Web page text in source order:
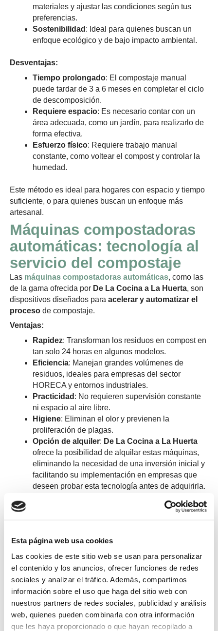
Esta página web usa cookies
Las cookies de este sitio web se usan para personalizar
el contenido y los anuncios, ofrecer funciones de redes
sociales y analizar el tráfico. Además, compartimos
información sobre el uso que haga del sitio web con
nuestros partners de redes sociales, publicidad y análisis
web, quienes pueden combinarla con otra información
que les haya proporcionado o que hayan recopilado a
materiales y ajustar las condiciones según tus
preferencias.
Sostenibilidad : Ideal para quienes buscan un
enfoque ecológico y de bajo impacto ambiental.
Desventajas:
Tiempo prolongado: El compostaje manual
puede tardar de 3 a 6 meses en completar el ciclo
de descomposición.
Requiere espacio: Es necesario contar con un
área adecuada, como un jardín, para realizarlo de
forma efectiva.
Esfuerzo físico: Requiere trabajo manual
constante, como voltear el compost y controlar la
humedad.
Este método es ideal para hogares con espacio y tiempo
suficiente, o para quienes buscan un enfoque más
artesanal.
Máquinas compostadoras
automáticas: tecnología al
servicio del compostaje
Las máquinas compostadoras automáticas, como las
de la gama ofrecida por De La Cocina a La Huerta, son
dispositivos diseñados para acelerar y automatizar el
proceso de compostaje.
Ventajas:
Rapidez: Transforman los residuos en compost en
tan solo 24 horas en algunos modelos.
Eficiencia: Manejan grandes volúmenes de
residuos, ideales para empresas del sector
HORECA y entornos industriales.
Practicidad : No requieren supervisión constante
ni espacio al aire libre.
Higiene: Eliminan el olor y previenen la
proliferación de plagas.
Opción de alquiler: De La Cocina a La Huerta
ofrece la posibilidad de alquilar estas máquinas,
eliminando la necesidad de una inversión inicial y
facilitando su implementación en empresas que
deseen probar esta tecnología antes de adquirirla.
De La Cocina a La Huerta están diseñadas con
tecnologías avanzadas que optimizan el consumo
costes operativos.
Desventajas:
Inversión inicial: Aunque suelen requerir una
mayor inversión económica en comparación con el
compostaje manual, la opción de alquiler mitiga
este inconveniente.
Consumo energético: Aunque necesitan